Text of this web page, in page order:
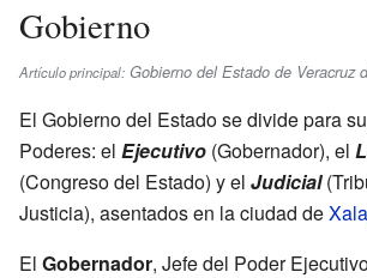
Gobierno
Artículo principal: Gobierno del Estado de Veracruz
El Gobierno del Estado se divide para
Poderes: el Ejecutivo (Gobernador), el
(Congreso del Estado) y el Judicial
Justicia), asentados en la ciudad de
El Gobernador, Jefe del Poder